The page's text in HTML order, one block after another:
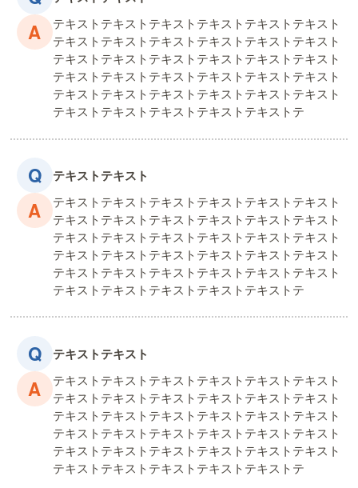
テキストテキストテキストテキストテキストテキスト
テキストテキストテキストテキストテキストテキスト
テキストテキストテキストテキストテキストテキスト
テキストテキストテキストテキストテキストテキスト
テキストテキストテキストテキストテキストテキスト
テキストテキストテキストテキストテキストテ
テキストテキスト
テキストテキストテキストテキストテキストテキスト
テキストテキストテキストテキストテキストテキスト
テキストテキストテキストテキストテキストテキスト
テキストテキストテキストテキストテキストテキスト
テキストテキストテキストテキストテキストテキスト
テキストテキストテキストテキストテキストテ
テキストテキスト
テキストテキストテキストテキストテキストテキスト
テキストテキストテキストテキストテキストテキスト
テキストテキストテキストテキストテキストテキスト
テキストテキストテキストテキストテキストテキスト
テキストテキストテキストテキストテキストテキスト
テキストテキストテキストテキストテキストテ